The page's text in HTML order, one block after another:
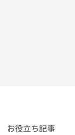
お役立ち記事